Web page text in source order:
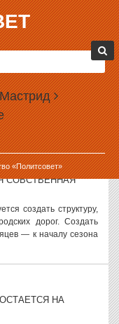
«Политсовет»
ГРУППУ ПО
решили создать
В какой форме
Тему Украины
СОБСТВЕННАЯ
создать структуру,
дорог. Создать
— к началу сезона
НА